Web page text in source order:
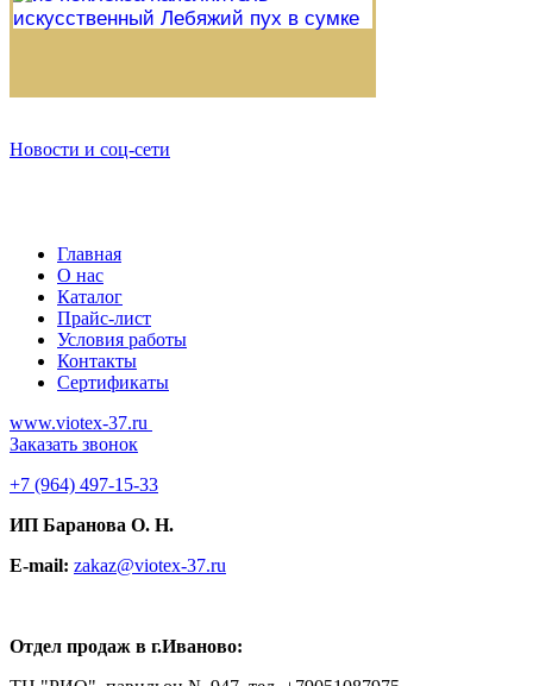
Новости и соц-сети
Главная
О нас
Каталог
Прайс-лист
Условия работы
Контакты
Сертификаты
www.viotex-37.ru
Заказать звонок
+7 (964) 497-15-33
ИП Баранова О. Н.
E-mail: zakaz@viotex-37.ru
Отдел продаж в г.Иваново: